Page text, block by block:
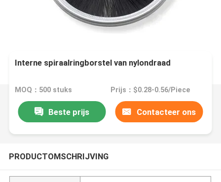
Interne spiraalringborstel van nylondraad
MOQ：500 stuks Prijs：$0.28-0.56/Piece
Beste prijs Contacteer ons
PRODUCTOMSCHRIJVING